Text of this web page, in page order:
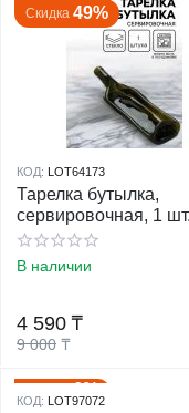
Скидка 49%
КОД: LOT64173
Тарелка бутылка,
сервировочная, 1 шт.
В наличии
9 000 ₸
4 590 ₸
6%
КОД: LOT97072